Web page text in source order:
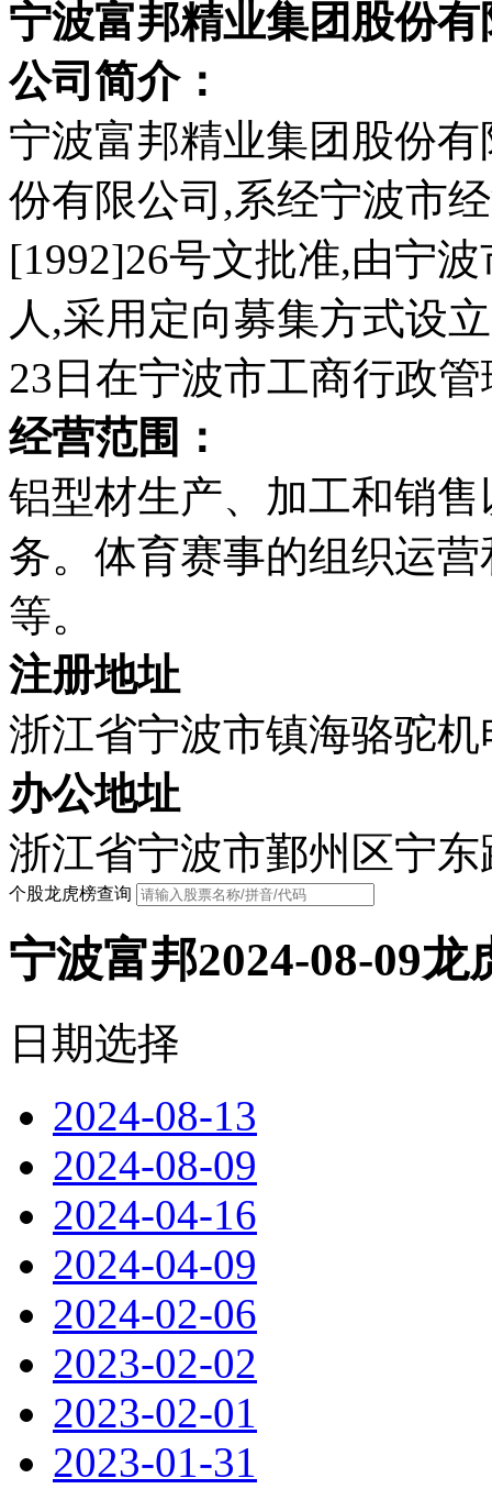
宁波富邦精业集团股份有
公司简介：
宁波富邦精业集团股份
份有限公司,系经宁波市
[1992]26号文批准,由宁
人,采用定向募集方式设
23日在宁波市工商行政
经营范围：
铝型材生产、加工和销
务。体育赛事的组织运
等。
注册地址
浙江省宁波市镇海骆驼
办公地址
浙江省宁波市鄞州区宁
个股龙虎榜查询
宁波富邦2024-08-09龙
日期选择
2024-08-13
2024-08-09
2024-04-16
2024-04-09
2024-02-06
2023-02-02
2023-02-01
2023-01-31